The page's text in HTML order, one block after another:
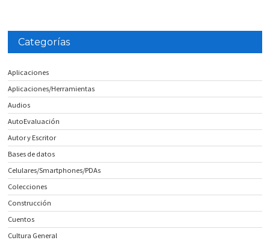
Categorías
Aplicaciones
Aplicaciones/Herramientas
Audios
AutoEvaluación
Autor y Escritor
Bases de datos
Celulares/Smartphones/PDAs
Colecciones
Construcción
Cuentos
Cultura General